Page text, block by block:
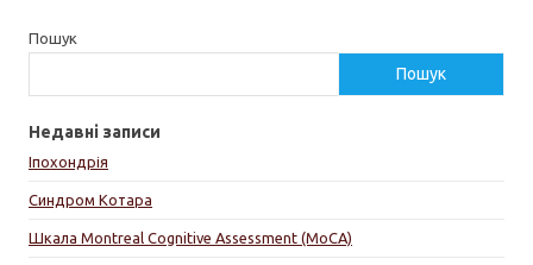
Пошук
Пошук
Недавні записи
Іпохондрія
Синдром Котара
Шкала Montreal Cognitive Assessment (MoCA)